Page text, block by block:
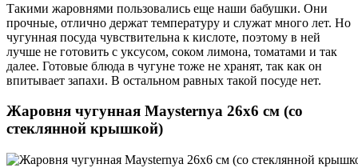
Такими жаровнями пользовались еще наши бабушки. Они
прочные, отлично держат температуру и служат много лет. Но
чугунная посуда чувствительна к кислоте, поэтому в ней
лучше не готовить с уксусом, соком лимона, томатами и так
далее. Готовые блюда в чугуне тоже не хранят, так как он
впитывает запахи. В остальном равных такой посуде нет.
Жаровня чугунная Maysternya 26х6 см (со
стеклянной крышкой)